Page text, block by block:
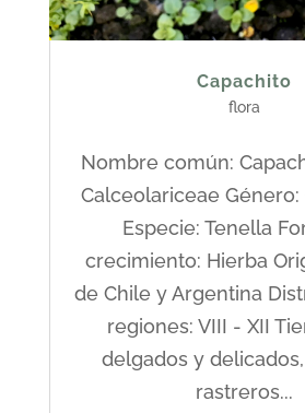
Capachito
flora
Nombre común:
Calceolariceae
Especie: Tenella
crecimiento: Hierba
de Chile y Argentina
regiones: VIII - XII
delgados y
rastreros...